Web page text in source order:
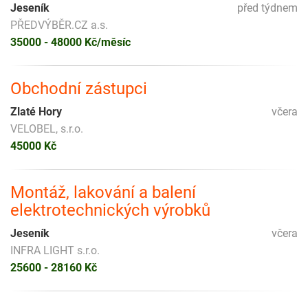
před týdnem
Jeseník
PŘEDVÝBĚR.CZ a.s.
35000 - 48000 Kč/měsíc
Obchodní zástupci
včera
Zlaté Hory
VELOBEL, s.r.o.
45000 Kč
Montáž, lakování a balení
elektrotechnických výrobků
včera
Jeseník
INFRA LIGHT s.r.o.
25600 - 28160 Kč